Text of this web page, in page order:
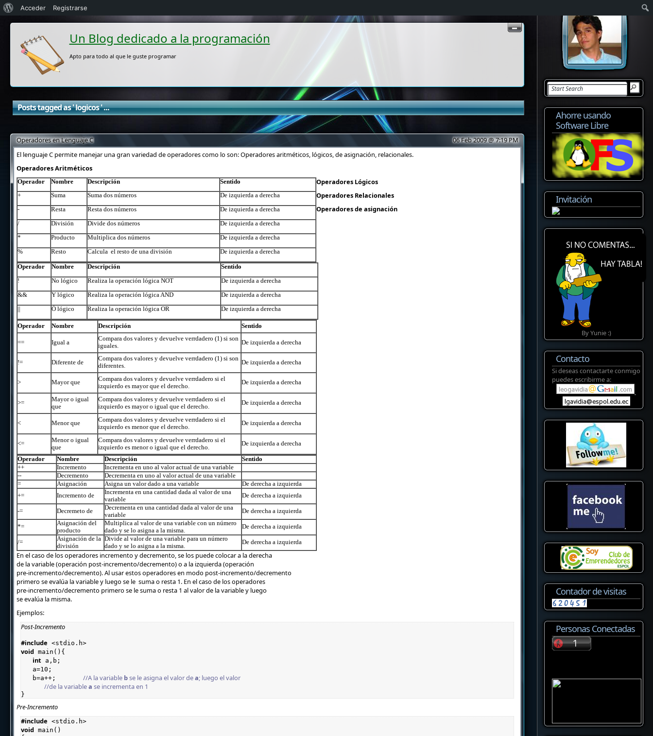
Un Blog dedicado a la programación
Apto para todo al que le guste programar
Posts tagged as ' logicos ' ...
Operadores en Lenguaje C
06 Feb 2009 @ 7:19 PM
El lenguaje C permite manejar una gran variedad de operadores como lo son: Operadores aritméticos, lógicos, de asignación, relacionales.
Operadores Aritméticos
Operador Nombre Descripción
Sentido
+
Suma Suma dos números De izquierda a derecha
- Resta Resta dos números De izquierda a derecha
/ División Divide dos números De izquierda a derecha
* Producto Multiplica dos números De izquierda a derecha
% Resto Calcula el resto de una división De izquierda a derecha
Operadores Lógicos
Operador Nombre Descripción Sentido
! No lógico Realiza la operación lógica NOT De izquierda a derecha
&& Y lógico Realiza la operación lógica AND De izquierda a derecha
Ó lógico Realiza la operación lógica OR De izquierda a derecha
Operadores Relacionales
Operador Nombre Descripción Sentido
== Igual a
Compara dos valores y devuelve verrdadero (1) si son
iguales.
De izquierda a derecha
!= Diferente de
Compara dos valores y devuelve verrdadero (1) si son
diferentes.
De izquierda a derecha
> Mayor que
Compara dos valores y devuelve verrdadero si el
izquierdo es mayor que el derecho.
De izquierda a derecha
>=
Mayor o igual
que
Compara dos valores y devuelve verrdadero si el
izquierdo es mayor o igual que el derecho.
De izquierda a derecha
< Menor que
Compara dos valores y devuelve verrdadero si el
izquierdo es menor que el derecho.
De izquierda a derecha
<=
Menor o igual
que
Compara dos valores y devuelve verrdadero si el
izquierdo es menor o igual que el derecho.
De izquierda a derecha
Operadores de asignación
Operador Nombre Descripción
Sentido
++
Incremento
Incrementa en uno al valor actual de una variable
--
Decremento
Decrementa en uno al valor actual de una variable
=
Asignación Asigna un valor dado a una variable
De derecha a izquierda
+=
Incremento de
Incrementa en una cantidad dada al valor de una
variable
De derecha a izquierda
-= Decremeto de
Decrementa en una cantidad dada al valor de una
variable
De derecha a izquierda
*=
Asignación del
producto
Multiplica al valor de una variable con un número
dado y se lo asigna a la misma.
De derecha a izquierda
/=
Asignación de la
división
Divide al valor de una variable para un número
dado y se lo asigna a la misma.
De derecha a izquierda
En el caso de los operadores incremento y decremento, se los puede colocar a la derecha
de la variable (operación post-incremento/decremento) o a la izquierda (operación
pre-incremento/decremento). Al usar estos operadores en modo post-incremento/decremento
primero se evalúa la variable y luego se le suma o resta 1. En el caso de los operadores
pre-incremento/decremento primero se le suma o resta 1 al valor de la variable y luego
se evalúa la misma.
Ejemplos:
Post-Incremento
#include <stdio.h>
void
int
//A la variable b se le asigna el valor de a
; luego el valor
//de la variable a se incrementa en 1
}
Pre-Incremento
#include <stdio.h>
void main()
Ahorre usando
Software Libre
Invitación
By Yunie :)
Contacto
Si deseas contactarte conmigo
puedes escribirme a:
Contador de visitas
Personas Conectadas
Acerca
de
WordPress
Acceder Registrarse